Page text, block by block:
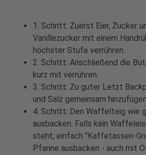
1. Schritt: Zuerst Eier, Zucker
Vanillezucker mit einem
höchster Stufe verrühren.
2. Schritt: Anschließend die
kurz mit verrühren.
3. Schritt: Zu guter Letzt
und Salz gemeinsam hinzufügen
4. Schritt: Den Waffelteig wie
ausbacken. Falls kein
steht, einfach "Kaffetassen-
Pfanne ausbacken - auch mit